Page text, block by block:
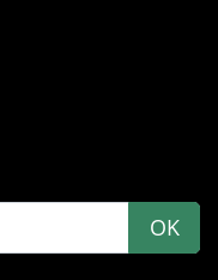
OK